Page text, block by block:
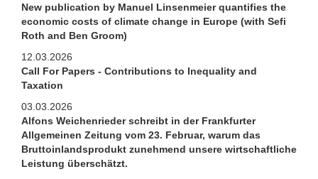
New publication by Manuel Linsenmeier quantifies the
economic costs of climate change in Europe (with Sefi
Roth and Ben Groom)
12.03.2026
Call For Papers - Contributions to Inequality and
Taxation
03.03.2026
Alfons Weichenrieder schreibt in der Frankfurter
Allgemeinen Zeitung vom 23. Februar, warum das
Bruttoinlandsprodukt zunehmend unsere wirtschaftliche
Leistung überschätzt.